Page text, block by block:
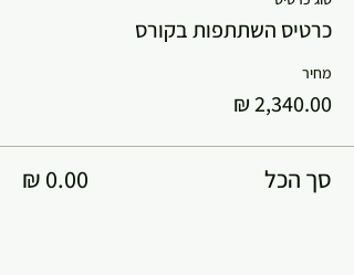
כרטיס השתתפות בקורס
מחיר
סך הכל